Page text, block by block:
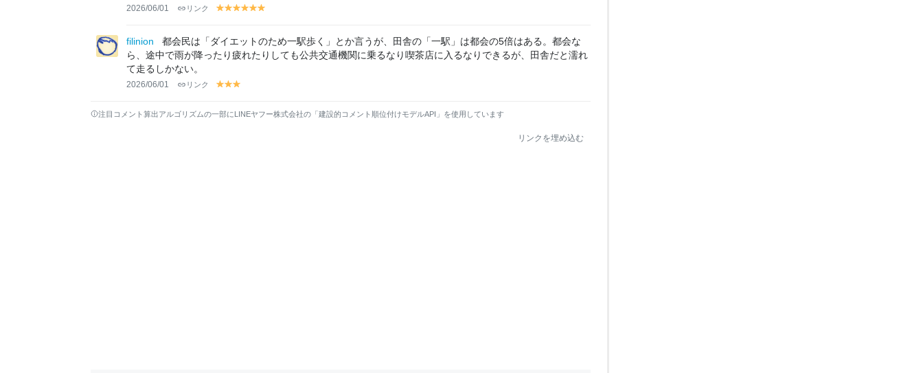
2026/06/01 リンク
y
lo
w
y
lo
w
y
lo
w
y
lo
w
y
lo
w
lo
w
filinion
都会民は「ダイエットのため一駅歩く」とか言うが、田舎の「一駅」は都会の5倍はある。都会な
ら、途中で雨が降ったり疲れたりしても公共交通機関に乗るなり喫茶店に入るなりできるが、田舎だと濡れ
て走るしかない。
2026/06/01 リンク
y
lo
y
lolo
注目コメント算出アルゴリズムの一部にLINEヤフー株式会社の「建設的コメント順位付けモデルAPI」を使用しています
リンクを埋め込む